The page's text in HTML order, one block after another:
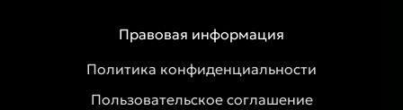
Правовая информация
Политика конфиденциальности
Пользовательское соглашение